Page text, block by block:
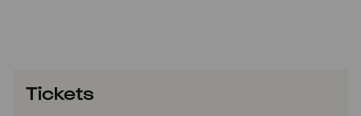
Tickets